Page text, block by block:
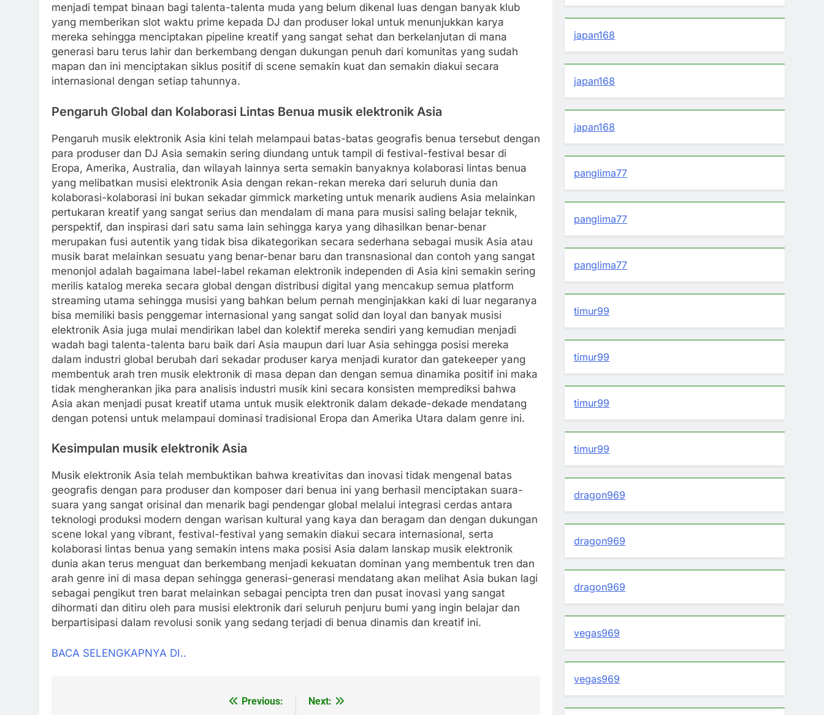
menjadi tempat binaan bagi talenta-talenta muda yang belum dikenal luas dengan banyak klub
yang memberikan slot waktu prime kepada DJ dan produser lokal untuk menunjukkan karya
mereka sehingga menciptakan pipeline kreatif yang sangat sehat dan berkelanjutan di mana
generasi baru terus lahir dan berkembang dengan dukungan penuh dari komunitas yang sudah
mapan dan ini menciptakan siklus positif di scene semakin kuat dan semakin diakui secara
internasional dengan setiap tahunnya.
Pengaruh Global dan Kolaborasi Lintas Benua musik elektronik Asia
Pengaruh musik elektronik Asia kini telah melampaui batas-batas geografis benua tersebut dengan
para produser dan DJ Asia semakin sering diundang untuk tampil di festival-festival besar di
Eropa, Amerika, Australia, dan wilayah lainnya serta semakin banyaknya kolaborasi lintas benua
yang melibatkan musisi elektronik Asia dengan rekan-rekan mereka dari seluruh dunia dan
kolaborasi-kolaborasi ini bukan sekadar gimmick marketing untuk menarik audiens Asia melainkan
pertukaran kreatif yang sangat serius dan mendalam di mana para musisi saling belajar teknik,
perspektif, dan inspirasi dari satu sama lain sehingga karya yang dihasilkan benar-benar
merupakan fusi autentik yang tidak bisa dikategorikan secara sederhana sebagai musik Asia atau
musik barat melainkan sesuatu yang benar-benar baru dan transnasional dan contoh yang sangat
menonjol adalah bagaimana label-label rekaman elektronik independen di Asia kini semakin sering
merilis katalog mereka secara global dengan distribusi digital yang mencakup semua platform
streaming utama sehingga musisi yang bahkan belum pernah menginjakkan kaki di luar negaranya
bisa memiliki basis penggemar internasional yang sangat solid dan loyal dan banyak musisi
elektronik Asia juga mulai mendirikan label dan kolektif mereka sendiri yang kemudian menjadi
wadah bagi talenta-talenta baru baik dari Asia maupun dari luar Asia sehingga posisi mereka
dalam industri global berubah dari sekadar produser karya menjadi kurator dan gatekeeper yang
membentuk arah tren musik elektronik di masa depan dan dengan semua dinamika positif ini maka
tidak mengherankan jika para analisis industri musik kini secara konsisten memprediksi bahwa
Asia akan menjadi pusat kreatif utama untuk musik elektronik dalam dekade-dekade mendatang
dengan potensi untuk melampaui dominasi tradisional Eropa dan Amerika Utara dalam genre ini.
Kesimpulan musik elektronik Asia
Musik elektronik Asia telah membuktikan bahwa kreativitas dan inovasi tidak mengenal batas
geografis dengan para produser dan komposer dari benua ini yang berhasil menciptakan suara-
suara yang sangat orisinal dan menarik bagi pendengar global melalui integrasi cerdas antara
teknologi produksi modern dengan warisan kultural yang kaya dan beragam dan dengan dukungan
scene lokal yang vibrant, festival-festival yang semakin diakui secara internasional, serta
kolaborasi lintas benua yang semakin intens maka posisi Asia dalam lanskap musik elektronik
dunia akan terus menguat dan berkembang menjadi kekuatan dominan yang membentuk tren dan
arah genre ini di masa depan sehingga generasi-generasi mendatang akan melihat Asia bukan lagi
sebagai pengikut tren barat melainkan sebagai pencipta tren dan pusat inovasi yang sangat
dihormati dan ditiru oleh para musisi elektronik dari seluruh penjuru bumi yang ingin belajar dan
berpartisipasi dalam revolusi sonik yang sedang terjadi di benua dinamis dan kreatif ini.
BACA SELENGKAPNYA DI..
Previous: Next:
japan168
japan168
japan168
panglima77
panglima77
panglima77
timur99
timur99
timur99
timur99
dragon969
dragon969
dragon969
vegas969
vegas969